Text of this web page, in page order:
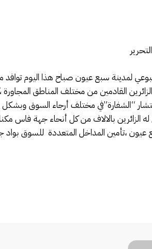
لمدينة سبع عيون صباح هذا اليوم
الزائرين القادمين من مختلف المناطق
“الشفارة”في مختلف أرجاء السوق
الزائرين بالالاف من كل أنحاء جهة فاس
،تأمين المداخل المتعددة للسوق بواد